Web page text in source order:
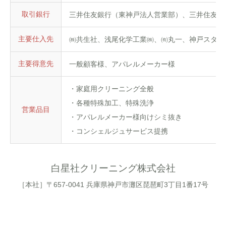
取引銀行 三井住友銀行（東神戸法人営業部）、三井住友
主要仕入先 ㈱共生社、浅尾化学工業㈱、㈲丸一、神戸スタ
主要得意先 一般顧客様、アパレルメーカー様
営業品目
・家庭用クリーニング全般
・各種特殊加工、特殊洗浄
・アパレルメーカー様向けシミ抜き
・コンシェルジュサービス提携
白星社クリーニング株式会社
［本社］〒657-0041 兵庫県神戸市灘区琵琶町3丁目1番17号